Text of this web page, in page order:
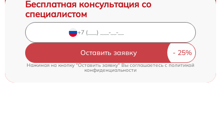
Бесплатная консультация со
специалистом
Оставить заявку
Нажимая на кнопку "Оставить заявку" Вы соглашаетесь cполитикой
конфиденциальности